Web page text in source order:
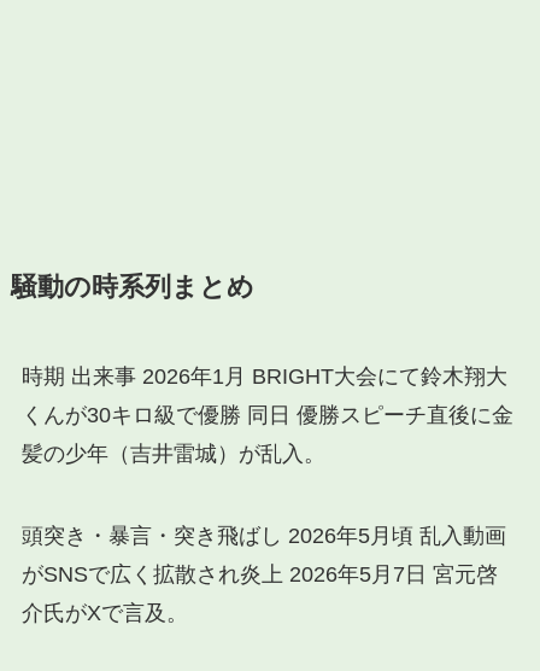
騒動の時系列まとめ
時期 出来事 2026年1月 BRIGHT大会にて鈴木翔大
くんが30キロ級で優勝 同日 優勝スピーチ直後に金
髪の少年（吉井雷城）が乱入。
頭突き・暴言・突き飛ばし 2026年5月頃 乱入動画
がSNSで広く拡散され炎上 2026年5月7日 宮元啓
介氏がXで言及。